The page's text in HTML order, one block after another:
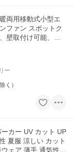
両用移動式小型エ
ファン スポットク
壁取付け可能、移
ー
く）
カー UV カット UP
夏服 涼しい カット
ェア 薄手 通気性